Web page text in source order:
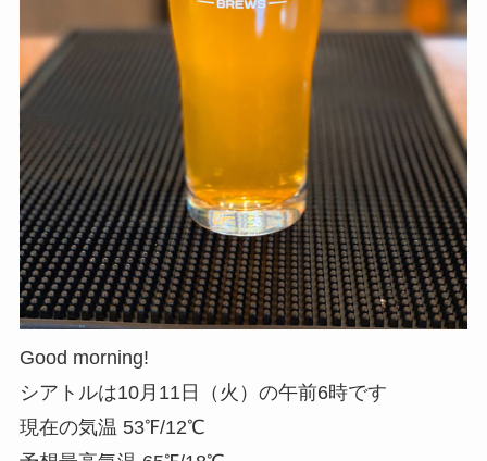
Good morning!
シアトルは10月11日（火）の午前6時です
現在の気温 53℉/12℃